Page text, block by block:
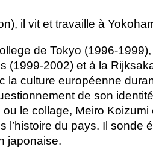
il vit et travaille à
de Tokyo (1996-
(1999-2002) et à la
la culture européenne
de son
le collage, Meiro
du pays. Il sonde
japonaise.